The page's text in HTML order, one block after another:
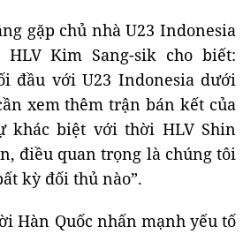
gặp chủ nhà U23 Indonesia
Kim Sang-sik cho biết:
đầu với U23 Indonesia dưới
xem thêm trận bán kết của
khác biệt với thời HLV Shin
điều quan trọng là chúng tôi
kỳ đối thủ nào”.
Hàn Quốc nhấn mạnh yếu tố